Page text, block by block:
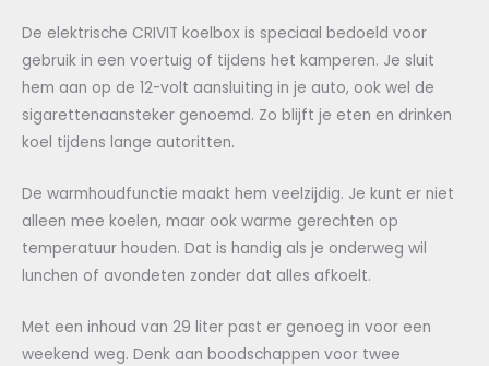
De elektrische CRIVIT koelbox is speciaal bedoeld voor
gebruik in een voertuig of tijdens het kamperen. Je sluit
hem aan op de 12-volt aansluiting in je auto, ook wel de
sigarettenaansteker genoemd. Zo blijft je eten en drinken
koel tijdens lange autoritten.
De warmhoudfunctie maakt hem veelzijdig. Je kunt er niet
alleen mee koelen, maar ook warme gerechten op
temperatuur houden. Dat is handig als je onderweg wil
lunchen of avondeten zonder dat alles afkoelt.
Met een inhoud van 29 liter past er genoeg in voor een
weekend weg. Denk aan boodschappen voor twee